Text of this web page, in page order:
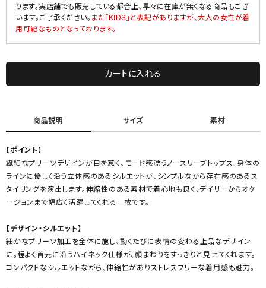
ります。実店舗でも販売している都合上、早々に在庫が無くなる商品もござ
います。ご了承ください。 また「KIDS」と表記がありますが、大人の女性が着
用可能なものとなっております。
カートに入れる
商品説明 サイズ 素材
【ポイント】
繊細なプリーツデザインが目を惹く、モード感漂うノースリーブトップス。身体の
ラインに優しく沿う立体感のあるシルエットが、シンプルながら存在感のあるス
タイリングを演出します。伸縮性のある素材で着心地も良く、デイリーからオケ
ージョンまで幅広く活躍してくれる一枚です。
【デザイン・シルエット】
細かなプリーツ加工を全体に施し、動くたびに表情の変わる上品なデザイン
に。程よく首元に沿うハイネック仕様が、顔まわりをすっきりと見せてくれます。
コンパクトなシルエットながら、伸縮性がありストレスフリーな着用感も魅力。